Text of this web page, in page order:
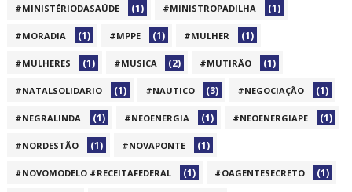
#MINISTÉRIODASAÚDE (1) #MINISTROPADILHA (1)
#MORADIA (1) #MPPE (1) #MULHER (1)
#MULHERES (1) #MUSICA (2) #MUTIRÃO (1)
#NATALSOLIDARIO (1) #NAUTICO (3) #NEGOCIAÇÃO (1)
#NEGRALINDA (1) #NEOENERGIA (1) #NEOENERGIAPE (1)
#NORDESTÃO (1) #NOVAPONTE (1)
#NOVOMODELO #RECEITAFEDERAL (1) #OAGENTESECRETO (1)